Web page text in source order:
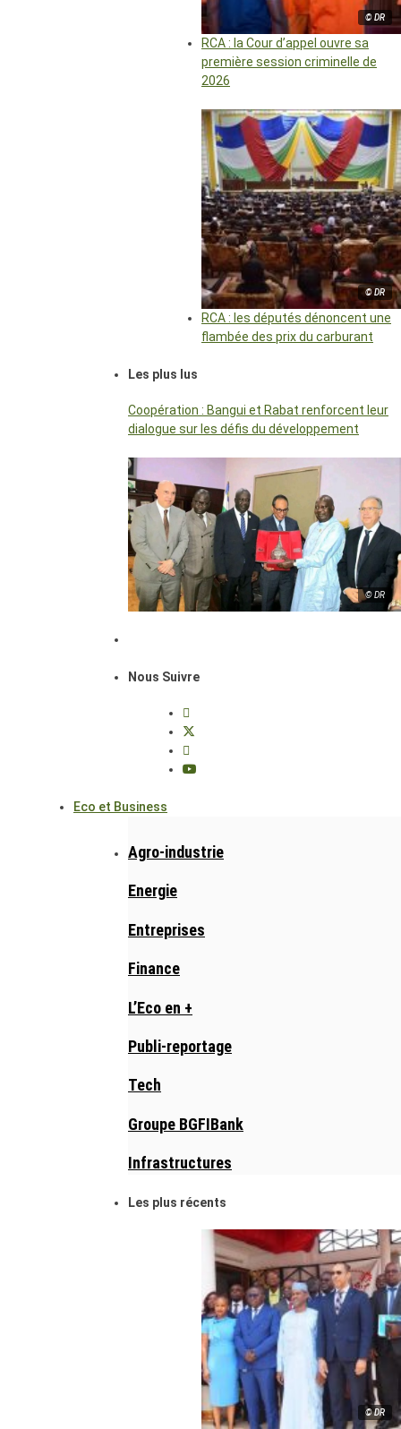
© DR
RCA : la Cour d’appel ouvre sa
première session criminelle de
2026
© DR
RCA : les députés dénoncent une
flambée des prix du carburant
Les plus lus
Coopération : Bangui et Rabat renforcent leur
dialogue sur les défis du développement
© DR
Nous Suivre
Eco et Business
Agro-industrie
Energie
Entreprises
Finance
L’Eco en +
Publi-reportage
Tech
Groupe BGFIBank
Infrastructures
Les plus récents
© DR